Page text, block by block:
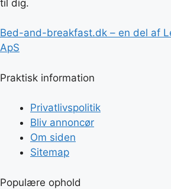
til dig.
Bed-and-breakfast.dk – en del af
ApS
Praktisk information
Privatlivspolitik
Bliv annoncør
Om siden
Sitemap
Populære ophold